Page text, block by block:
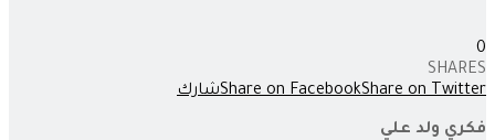
0
SHARES
Share on FacebookShare on Twitter شارك
فكري ولد علي